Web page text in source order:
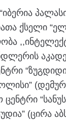
ქსელი
ცენტრი
(ცირა